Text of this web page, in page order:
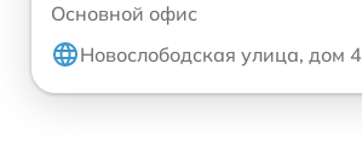
Основной офис
Новослободская улица, дом 4